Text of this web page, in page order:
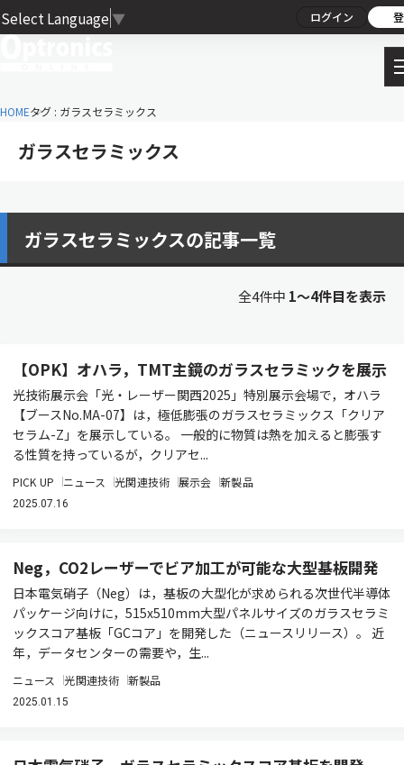
Select Language ▼ ログイン
HOMEタグ : ガラスセラミックス
ガラスセラミックス
ガラスセラミックスの記事一覧
全4件中 1〜4件目を表示
【OPK】オハラ，TMT主鏡のガラスセラミックを展示
光技術展示会「光・レーザー関西2025」特別展示会場で，オハラ
【ブースNo.MA-07】は，極低膨張のガラスセラミックス「クリア
セラム-Z」を展示している。 一般的に物質は熱を加えると膨張す
る性質を持っているが，クリアセ...
PICK UP ニュース 光関連技術 展示会 新製品
2025.07.16
Neg，CO2レーザーでビア加工が可能な大型基板開発
日本電気硝子（Neg）は，基板の大型化が求められる次世代半導体
パッケージ向けに，515x510mm大型パネルサイズのガラスセラミ
ックスコア基板「GCコア」を開発した（ニュースリリース）。 近
年，データセンターの需要や，生...
ニュース 光関連技術 新製品
2025.01.15